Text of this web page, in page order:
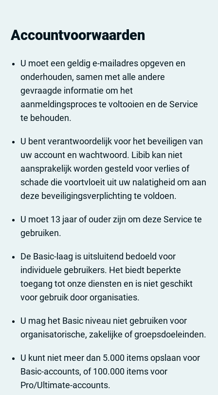
Accountvoorwaarden
U moet een geldig e-mailadres opgeven en
onderhouden, samen met alle andere
gevraagde informatie om het
aanmeldingsproces te voltooien en de Service
te behouden.
U bent verantwoordelijk voor het beveiligen van
uw account en wachtwoord. Libib kan niet
aansprakelijk worden gesteld voor verlies of
schade die voortvloeit uit uw nalatigheid om aan
deze beveiligingsverplichting te voldoen.
U moet 13 jaar of ouder zijn om deze Service te
gebruiken.
De Basic-laag is uitsluitend bedoeld voor
individuele gebruikers. Het biedt beperkte
toegang tot onze diensten en is niet geschikt
voor gebruik door organisaties.
U mag het Basic niveau niet gebruiken voor
organisatorische, zakelijke of groepsdoeleinden.
U kunt niet meer dan 5.000 items opslaan voor
Basic-accounts, of 100.000 items voor
Pro/Ultimate-accounts.